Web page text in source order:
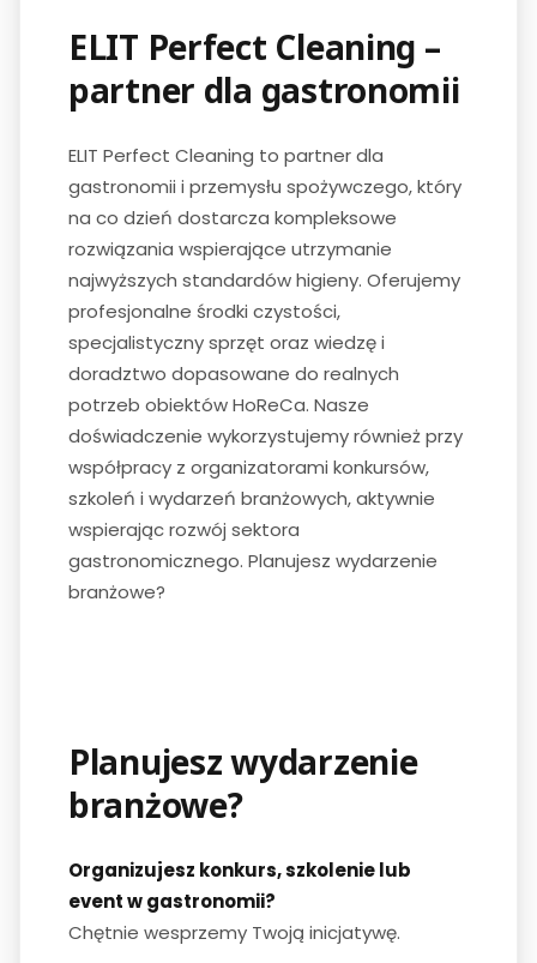
ELIT Perfect Cleaning –
partner dla gastronomii
ELIT Perfect Cleaning to partner dla
gastronomii i przemysłu spożywczego, który
na co dzień dostarcza kompleksowe
rozwiązania wspierające utrzymanie
najwyższych standardów higieny. Oferujemy
profesjonalne środki czystości,
specjalistyczny sprzęt oraz wiedzę i
doradztwo dopasowane do realnych
potrzeb obiektów HoReCa. Nasze
doświadczenie wykorzystujemy również przy
współpracy z organizatorami konkursów,
szkoleń i wydarzeń branżowych, aktywnie
wspierając rozwój sektora
gastronomicznego. Planujesz wydarzenie
branżowe?
Planujesz wydarzenie
branżowe?
Organizujesz konkurs, szkolenie lub
event w gastronomii?
Chętnie wesprzemy Twoją inicjatywę.